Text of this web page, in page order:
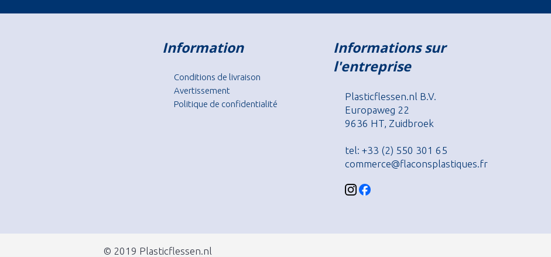
Information
Conditions de livraison
Avertissement
Politique de confidentialité
Informations sur
l'entreprise
Plasticflessen.nl B.V.
Europaweg 22
9636 HT, Zuidbroek
tel: +33 (2) 550 301 65
commerce@flaconsplastiques.fr
© 2019 Plasticflessen.nl